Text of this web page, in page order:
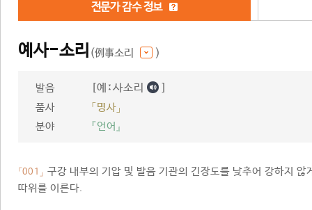
전문가 감수 정보
예사-소리 (例事소리 )
발음 [예ː사소리 ]
품사
「명사」
분야
『언어』
「001」 구강 내부의 기압 및 발음 기관의 긴장도를 낮추어 강하지 않
따위를 이른다.